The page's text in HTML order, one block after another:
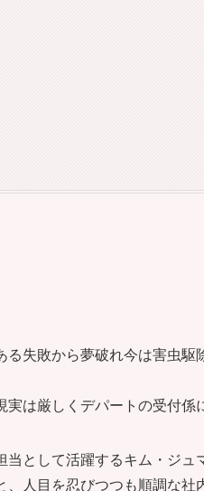
失敗から夢破れ今は害虫駆
は厳しくデパートの受付係
として活躍するキム・ジュ
人目を忍びつつも順調な社